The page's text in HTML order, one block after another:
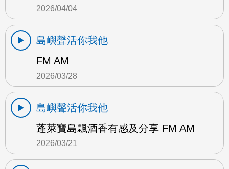
2026/04/04
島嶼聲活你我他
FM AM
2026/03/28
島嶼聲活你我他
蓬萊寶島飄酒香有感及分享 FM AM
2026/03/21